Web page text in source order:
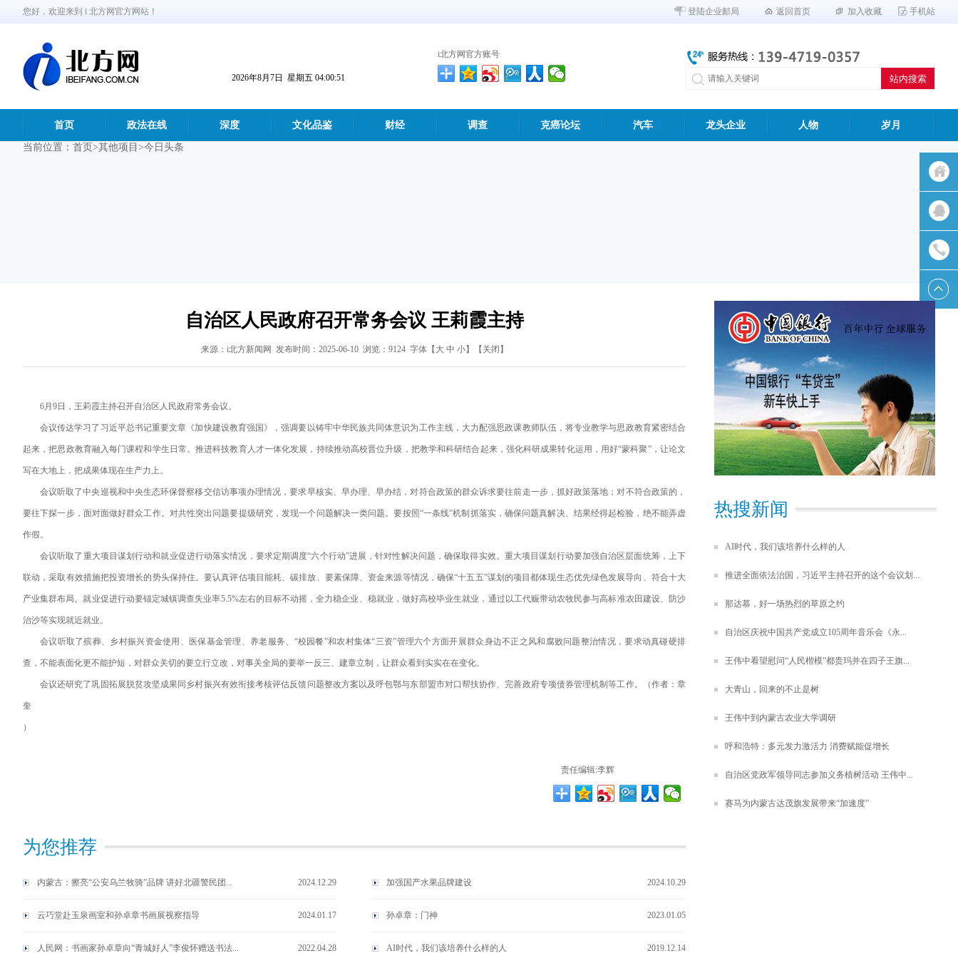
您好，欢迎来到 i 北方网官方网站！ 登陆企业邮局 返回首页 加入收藏 手机站
2026年8月7日 星期五 04:00:52
i北方网官方账号
首页 政法在线 深度 文化品鉴 财经 调查 克癌论坛 汽车 龙头企业 人物 岁月
当前位置： 首页 >其他项目>今日头条
自治区人民政府召开常务会议 王莉霞主持
来源：i北方新闻网 发布时间：2025-06-10 浏览：9124 字体【 大 中 小】 【关闭】
6月9日，王莉霞主持召开自治区人民政府常务会议。
会议传达学习了习近平总书记重要文章《加快建设教育强国》，强调要以铸牢中华民族共同体意识为工作主线，大力配强思政课教师队伍，将专业教学与思政教育紧密结合
起来，把思政教育融入每门课程和学生日常。推进科技教育人才一体化发展，持续推动高校晋位升级，把教学和科研结合起来，强化科研成果转化运用，用好“蒙科聚”，让论文
写在大地上，把成果体现在生产力上。
会议听取了中央巡视和中央生态环保督察移交信访事项办理情况，要求早核实、早办理、早办结，对符合政策的群众诉求要往前走一步，抓好政策落地；对不符合政策的，
要往下探一步，面对面做好群众工作。对共性突出问题要提级研究，发现一个问题解决一类问题。要按照“一条线”机制抓落实，确保问题真解决、结果经得起检验，绝不能弄虚
作假。
会议听取了重大项目谋划行动和就业促进行动落实情况，要求定期调度“六个行动”进展，针对性解决问题，确保取得实效。重大项目谋划行动要加强自治区层面统筹，上下
联动，采取有效措施把投资增长的势头保持住。要认真评估项目能耗、碳排放、要素保障、资金来源等情况，确保“十五五”谋划的项目都体现生态优先绿色发展导向、符合十大
产业集群布局。就业促进行动要锚定城镇调查失业率5.5%左右的目标不动摇，全力稳企业、稳就业，做好高校毕业生就业，通过以工代赈带动农牧民参与高标准农田建设、防沙
治沙等实现就近就业。
会议听取了殡葬、乡村振兴资金使用、医保基金管理、养老服务、“校园餐”和农村集体“三资”管理六个方面开展群众身边不正之风和腐败问题整治情况，要求动真碰硬排
查，不能表面化更不能护短，对群众关切的要立行立改，对事关全局的要举一反三、建章立制，让群众看到实实在在变化。
会议还研究了巩固拓展脱贫攻坚成果同乡村振兴有效衔接考核评估反馈问题整改方案以及呼包鄂与东部盟市对口帮扶协作、完善政府专项债券管理机制等工作。（作者：章
奎
）
责任编辑:李辉
为您推荐
2024.12.29
内蒙古：擦亮“公安乌兰牧骑”品牌 讲好北疆警民团... 2024.10.29
加强国产水果品牌建设
2024.01.17
云巧堂赴玉泉画室和孙卓章书画展视察指导 2023.01.05
孙卓章：门神
2022.04.28
人民网：书画家孙卓章向“青城好人”李俊怀赠送书法... 2019.12.14
AI时代，我们该培养什么样的人
热搜新闻
AI时代，我们该培养什么样的人
推进全面依法治国，习近平主持召开的这个会议划...
那达慕，好一场热烈的草原之约
自治区庆祝中国共产党成立105周年音乐会《永...
王伟中看望慰问“人民楷模”都贵玛并在四子王旗...
大青山，回来的不止是树
王伟中到内蒙古农业大学调研
呼和浩特：多元发力激活力 消费赋能促增长
自治区党政军领导同志参加义务植树活动 王伟中...
赛马为内蒙古达茂旗发展带来“加速度”
返回首
页
QQ客服
联系我
们